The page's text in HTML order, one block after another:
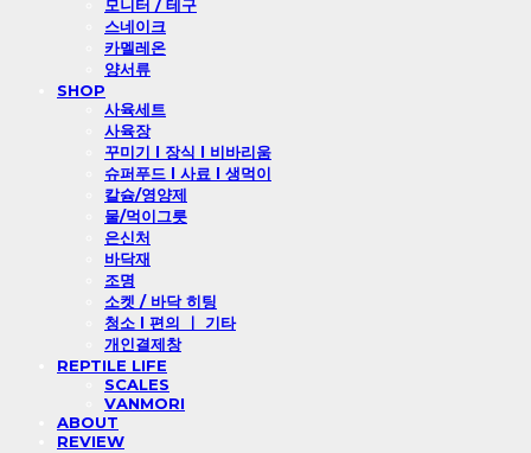
모니터 / 테구
스네이크
카멜레온
양서류
SHOP
사육세트
사육장
꾸미기 l 장식 l 비바리움
슈퍼푸드 l 사료 l 생먹이
칼슘/영양제
물/먹이그릇
은신처
바닥재
조명
소켓 / 바닥 히팅
청소 l 편의 ㅣ 기타
개인결제창
REPTILE LIFE
SCALES
VANMORI
ABOUT
REVIEW